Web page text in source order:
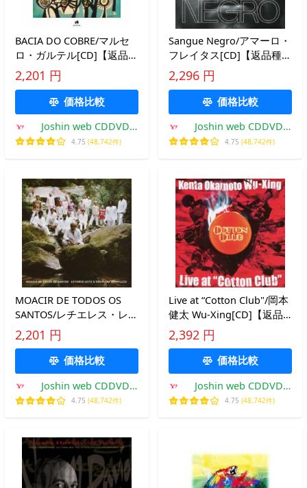
BACIA DO COBRE/マルセ
ロ・ガルテル[CD]【返品種
別A】
2,201 円
価格比較
Joshin web CDDVD
Yahoo!店
4.75 (48,742件)
Sangue Negro/アマーロ・
フレイタス[CD]【返品種別
A】
2,296 円
価格比較
Joshin web CDDVD
Yahoo!店
4.75 (48,742件)
MOACIR DE TODOS OS
SANTOS/レチエレス・レイ
チ ＆ オルケストラ・フン
ピレズ[CD]【返品種別A】
2,201 円
価格比較
Joshin web CDDVD
Yahoo!店
4.75 (48,742件)
Live at “Cotton Club"/岡本
健太 Wu-Xing[CD]【返品
種別A】
2,392 円
価格比較
Joshin web CDDVD
Yahoo!店
4.75 (48,742件)